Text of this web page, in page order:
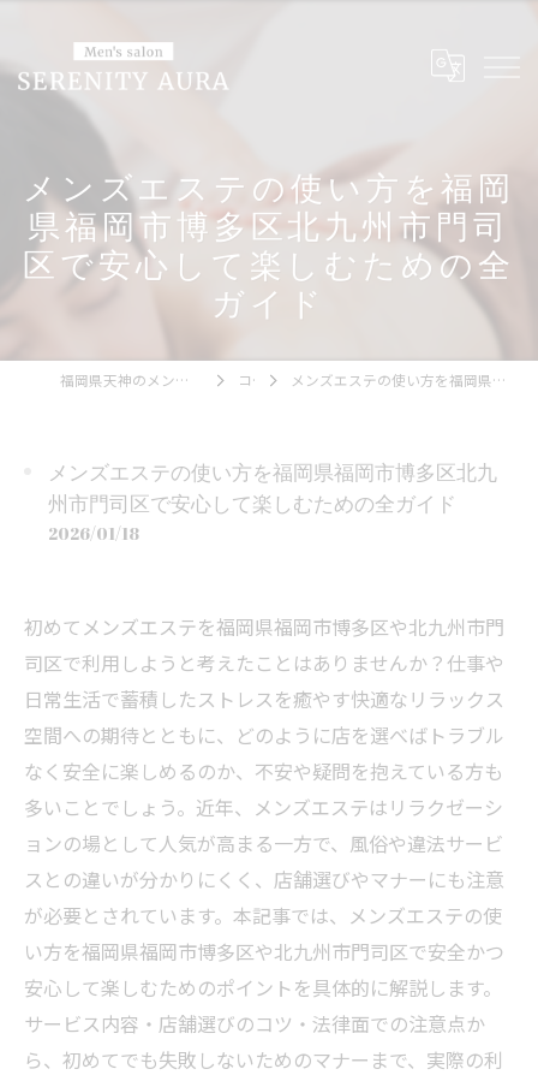
メンズエステの使い方を福岡
県福岡市博多区北九州市門司
区で安心して楽しむための全
ガイド
福岡県天神のメンズエステならMen's salon SERENITY AURA コラム メンズエステの使い方を福岡県福岡市博多区北九州市門司区で安心して楽しむための全ガイド
メンズエステの使い方を福岡県福岡市博多区北九
州市門司区で安心して楽しむための全ガイド
2026/01/18
初めてメンズエステを福岡県福岡市博多区や北九州市門
司区で利用しようと考えたことはありませんか？仕事や
日常生活で蓄積したストレスを癒やす快適なリラックス
空間への期待とともに、どのように店を選べばトラブル
なく安全に楽しめるのか、不安や疑問を抱えている方も
多いことでしょう。近年、メンズエステはリラクゼーシ
ョンの場として人気が高まる一方で、風俗や違法サービ
スとの違いが分かりにくく、店舗選びやマナーにも注意
が必要とされています。本記事では、メンズエステの使
い方を福岡県福岡市博多区や北九州市門司区で安全かつ
安心して楽しむためのポイントを具体的に解説します。
サービス内容・店舗選びのコツ・法律面での注意点か
ら、初めてでも失敗しないためのマナーまで、実際の利